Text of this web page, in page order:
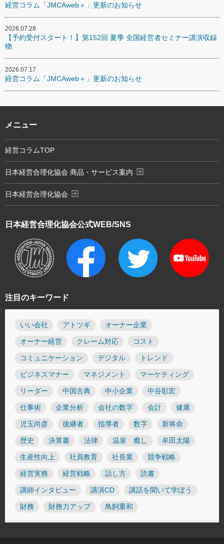
経営コラム「JMCAweb＋」更新のお知らせ
2026.07.28
【予約受付スタート！】第152回 夏季 全国経営者セミナー講演収録
物
2026.07.17
経営コラム「JMCAweb＋」更新のお知らせ
注目のキーワード
いい会社 アトツギ オーナー企業
オーナー経営 クレーム対応 コスト
コミュニケーション デジタル トレンド
ビジネスマナー マネジメント マーケティング
リーダー 中国古典 中小企業 中谷彰宏
仕事術 企業分析 会社の数字 会計 健康
児玉尚彦 後継者 指導者 数字 新将命
歴史 決算書 法律 温泉 癒し 牟田太陽
生産性向上 社員教育 社長業 競争戦略
経営実務 経営戦略 話し方 読書
講師インタビュー 講演CD 講話を聞いて学ぼう
財務 財務力アップ 鳥飼重和
日本経営合理化協会公式WEB/SNS
メニュー
経営コラムTOP
日本経営合理化協会 商品・サービス案内 exit_to_app
日本経営合理化協会 exit_to_app